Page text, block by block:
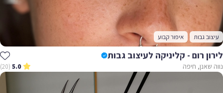
עיצוב גבות איפור קבוע
לירון רום - קליניקה לעיצוב גבות
נווה שאנן, חיפה 5.0
(20)